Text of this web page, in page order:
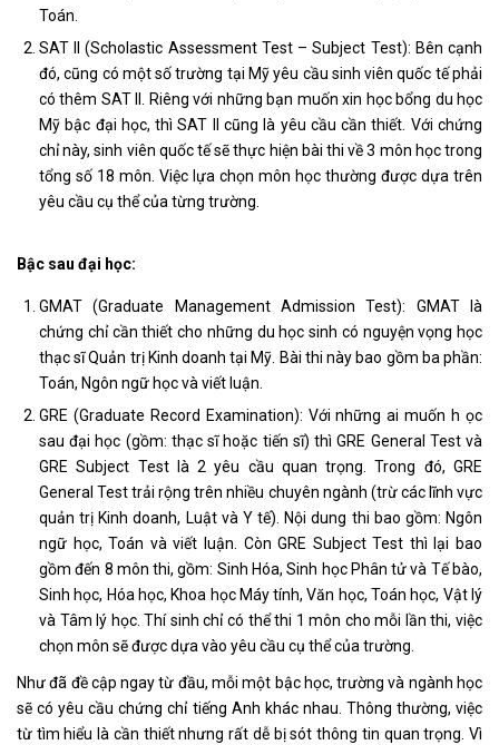
Toán.
SAT II (Scholastic Assessment Test – Subject Test): Bên cạnh
đó, cũng có một số trường tại Mỹ yêu cầu sinh viên quốc tế phải
có thêm SAT II. Riêng với những bạn muốn xin học bổng du học
Mỹ bậc đại học, thì SAT II cũng là yêu cầu cần thiết. Với chứng
chỉ này, sinh viên quốc tế sẽ thực hiện bài thi về 3 môn học trong
tổng số 18 môn. Việc lựa chọn môn học thường được dựa trên
yêu cầu cụ thể của từng trường.
Bậc sau đại học:
GMAT (Graduate Management Admission Test): GMAT là
chứng chỉ cần thiết cho những du học sinh có nguyện vọng học
thạc sĩ Quản trị Kinh doanh tại Mỹ. Bài thi này bao gồm ba phần:
Toán, Ngôn ngữ học và viết luận.
GRE (Graduate Record Examination): Với những ai muốn h ọc
sau đại học (gồm: thạc sĩ hoặc tiến sĩ) thì GRE General Test và
GRE Subject Test là 2 yêu cầu quan trọng. Trong đó, GRE
General Test trải rộng trên nhiều chuyên ngành (trừ các lĩnh vực
quản trị Kinh doanh, Luật và Y tế). Nội dung thi bao gồm: Ngôn
ngữ học, Toán và viết luận. Còn GRE Subject Test thì lại bao
gồm đến 8 môn thi, gồm: Sinh Hóa, Sinh học Phân tử và Tế bào,
Sinh học, Hóa học, Khoa học Máy tính, Văn học, Toán học, Vật lý
và Tâm lý học. Thí sinh chỉ có thể thi 1 môn cho mỗi lần thi, việc
chọn môn sẽ được dựa vào yêu cầu cụ thể của trường.
Như đã đề cập ngay từ đầu, mỗi một bậc học, trường và ngành học
sẽ có yêu cầu chứng chỉ tiếng Anh khác nhau. Thông thường, việc
từ tìm hiểu là cần thiết nhưng rất dễ bị sót thông tin quan trọng. Vì